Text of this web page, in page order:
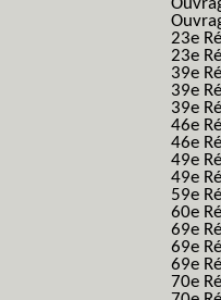
23e
23e
39e
39e
39e
46e
46e
49e
49e
59e
60e
69e
69e
69e
70e